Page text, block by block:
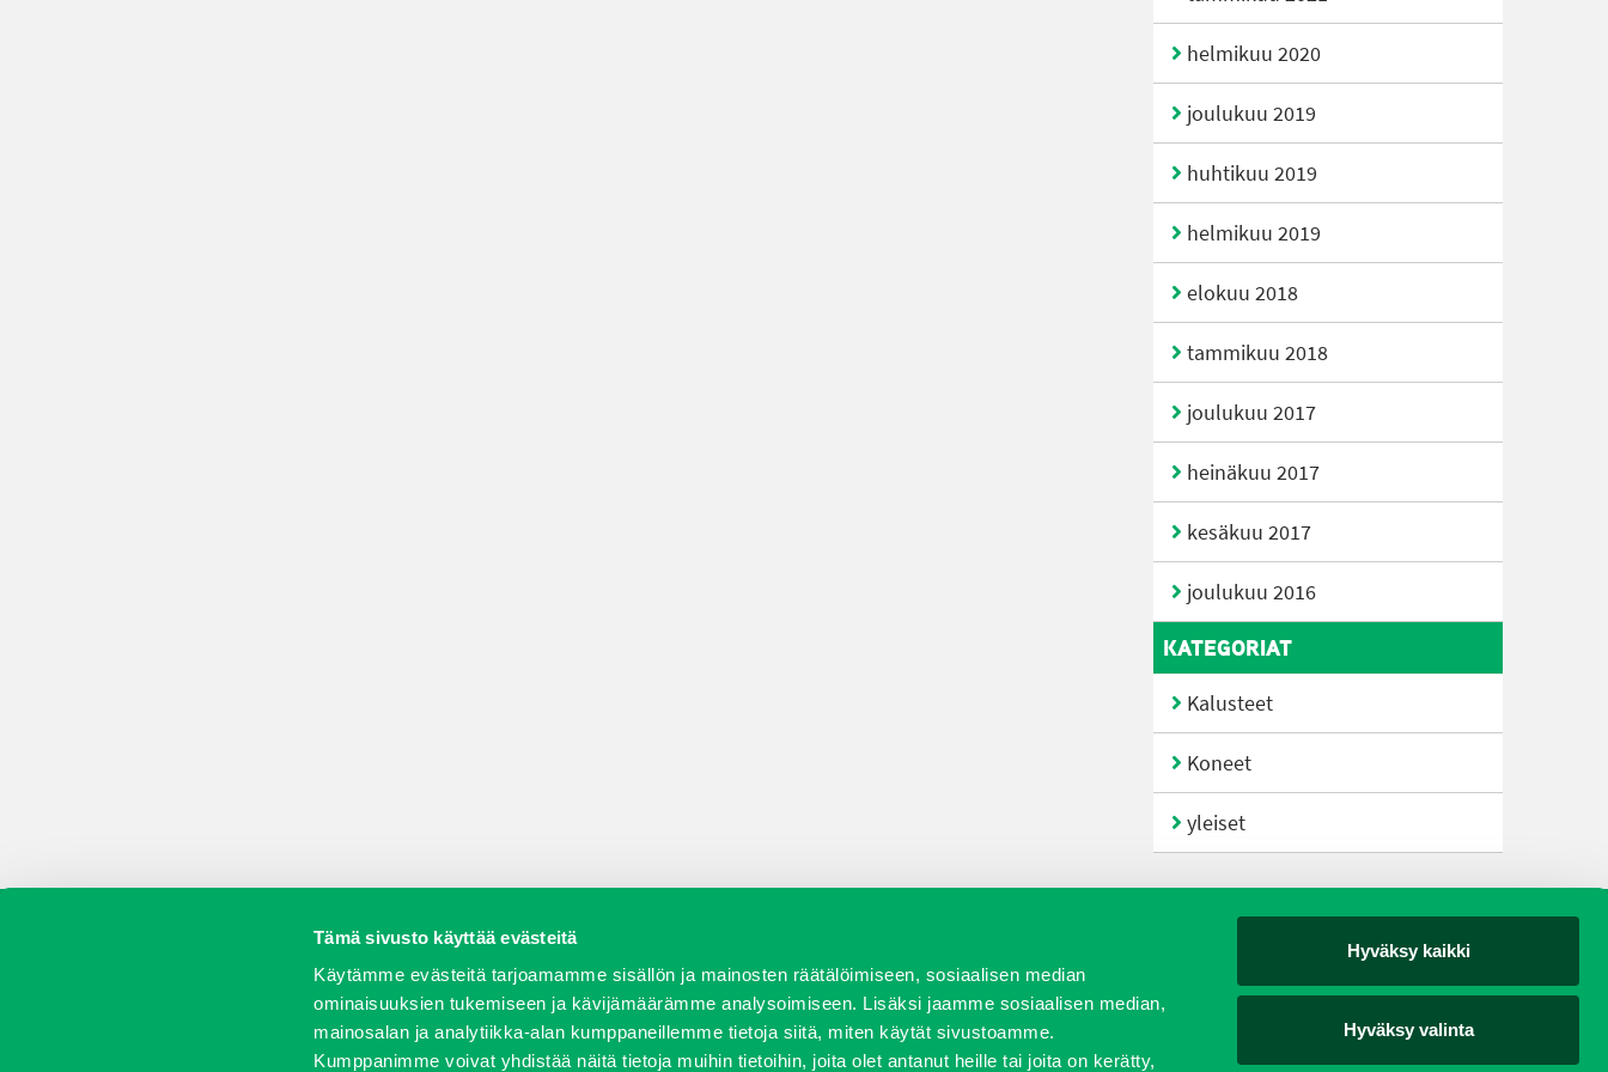
Tämä sivusto käyttää evästeitä
Käytämme evästeitä tarjoamamme sisällön ja mainosten räätälöimiseen, sosiaalisen median
ominaisuuksien tukemiseen ja kävijämäärämme analysoimiseen. Lisäksi jaamme sosiaalisen median,
mainosalan ja analytiikka-alan kumppaneillemme tietoja siitä, miten käytät sivustoamme.
Kumppanimme voivat yhdistää näitä tietoja muihin tietoihin, joita olet antanut heille tai joita on kerätty,
Hyväksy kaikki
Hyväksy valinta
helmikuu 2020
joulukuu 2019
huhtikuu 2019
helmikuu 2019
elokuu 2018
tammikuu 2018
joulukuu 2017
heinäkuu 2017
kesäkuu 2017
joulukuu 2016
KATEGORIAT
Kalusteet
Koneet
yleiset
Vaihtokoneet Kalusteet Huolto ja varaosat Verkkokauppa JT Vuokrakone Jälleenmyyjät